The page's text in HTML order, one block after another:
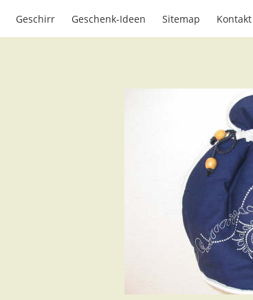
Geschirr Geschenk-Ideen Sitemap Kontakt